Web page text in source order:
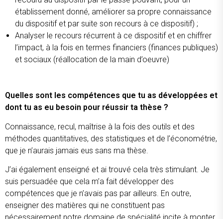
établissement donné, améliorer sa propre connaissance
du dispositif et par suite son recours à ce dispositif) ;
Analyser le recours récurrent à ce dispositif et en chiffrer
l’impact, à la fois en termes financiers (finances publiques)
et sociaux (réallocation de la main d’oeuvre)
Quelles sont les compétences que tu as développées et
dont tu as eu besoin pour réussir ta thèse ?
Connaissance, recul, maîtrise à la fois des outils et des
méthodes quantitatives, des statistiques et de l’économétrie,
que je n’aurais jamais eus sans ma thèse.
J’ai également enseigné et ai trouvé cela très stimulant. Je
suis persuadée que cela m’a fait développer des
compétences que je n’avais pas par ailleurs. En outre,
enseigner des matières qui ne constituent pas